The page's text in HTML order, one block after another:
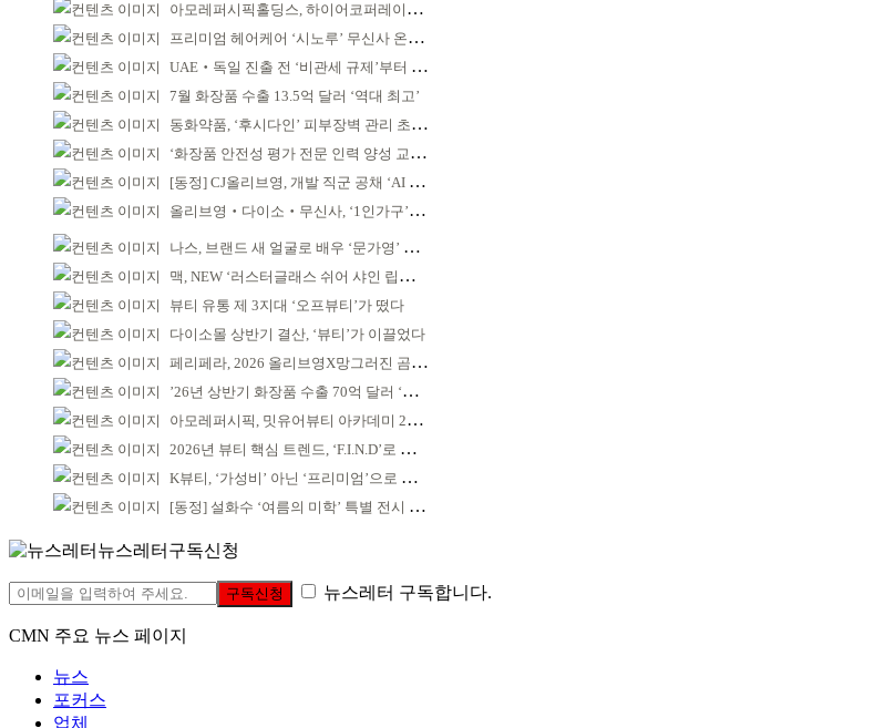
아모레퍼시픽홀딩스, 하이어코퍼레이션과 투자계약
프리미엄 헤어케어 ‘시노루’ 무신사 온라인 입점
UAE‧독일 진출 전 ‘비관세 규제’부터 챙겨야
7월 화장품 수출 13.5억 달러 ‘역대 최고’
동화약품, ‘후시다인’ 피부장벽 관리 초점 ‘리브랜딩’
‘화장품 안전성 평가 전문 인력 양성 교육’ 실시
[동정] CJ올리브영, 개발 직군 공채 ‘AI 과제’ 신설
올리브영‧다이소‧무신사, ‘1인가구’가 이끈다
나스, 브랜드 새 얼굴로 배우 ‘문가영’ 발탁
맥, NEW ‘러스터글래스 쉬어 샤인 립스틱’ 출시
뷰티 유통 제 3지대 ‘오프뷰티’가 떴다
다이소몰 상반기 결산, ‘뷰티’가 이끌었다
페리페라, 2026 올리브영X망그러진 곰 콜라보
’26년 상반기 화장품 수출 70억 달러 ‘역대 최고’
아모레퍼시픽, 밋유어뷰티 아카데미 2기 발대식
2026년 뷰티 핵심 트렌드, ‘F.I.N.D’로 읽는다
K뷰티, ‘가성비’ 아닌 ‘프리미엄’으로 승부걸어야
[동정] 설화수 ‘여름의 미학’ 특별 전시 개최
뉴스레터구독신청
구독신청 뉴스레터 구독합니다.
CMN 주요 뉴스 페이지
뉴스
포커스
업체